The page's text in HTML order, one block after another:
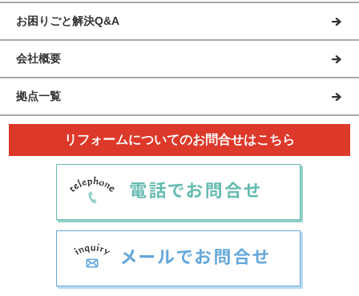
お困りごと解決Q&A
会社概要
拠点一覧
リフォームについてのお問合せはこちら